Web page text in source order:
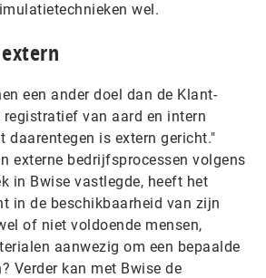
wel.
een ander doel dan de Klant-
registratief van aard en intern
daarentegen is extern gericht."
externe bedrijfsprocessen volgens
in Bwise vastlegde, heeft het
in de beschikbaarheid van zijn
of niet voldoende mensen,
aanwezig om een bepaalde
Verder kan met Bwise de